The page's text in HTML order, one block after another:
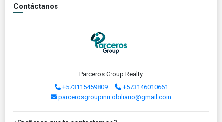
Contáctanos
Parceros Group Realty
+573115459809|
+573146010661
parcerosgroupinmobiliario@gmail.com